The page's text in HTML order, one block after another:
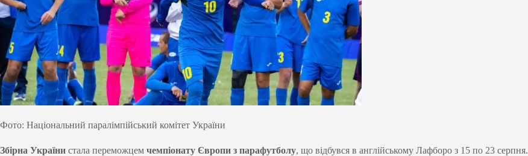
Фото: Національний паралімпійський комітет України
Збірна України стала переможцем чемпіонату Європи з парафутболу, що відбувся в англійському Лафборо з 15 по 23 серпня.